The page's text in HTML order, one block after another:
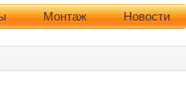
Монтаж Новости